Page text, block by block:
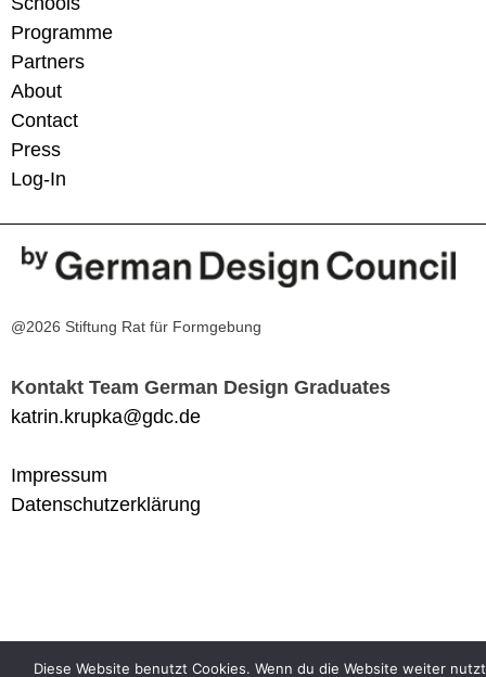
Programme
Partners
About
Contact
Press
Log-In
@2026 Stiftung Rat für Formgebung
Kontakt Team German Design Graduates
katrin.krupka@gdc.de
Impressum
Datenschutzerklärung
Diese Website benutzt Cookies. Wenn du die Website weiter